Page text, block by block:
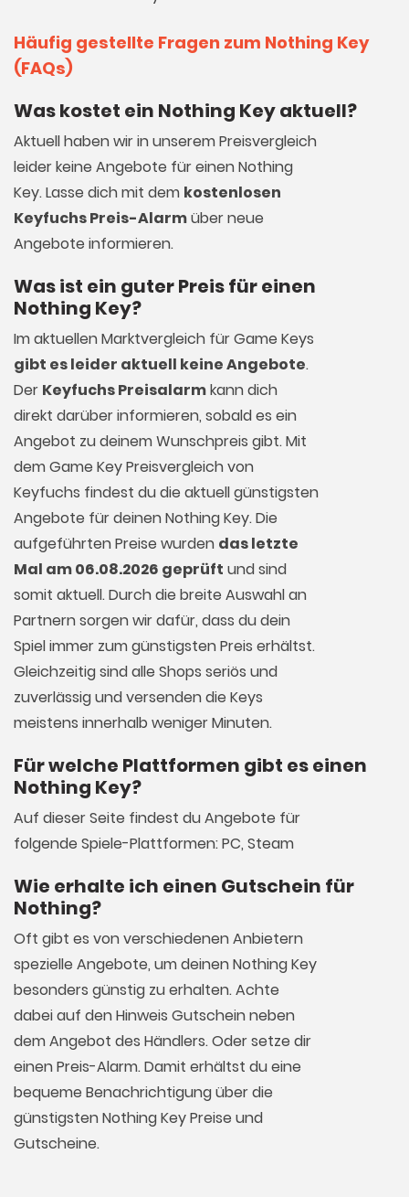
Häufig gestellte Fragen zum Nothing Key
(FAQs)
Was kostet ein Nothing Key aktuell?
Aktuell haben wir in unserem Preisvergleich
leider keine Angebote für einen Nothing
Key. Lasse dich mit dem kostenlosen
Keyfuchs Preis-Alarmüber neue
Angebote informieren.
Was ist ein guter Preis für einen
Nothing Key?
Im aktuellen Marktvergleich fürGame Keys
gibt es leider aktuell keine Angebote.
Der Keyfuchs Preisalarmkann dich
direkt darüber informieren, sobald es ein
Angebot zu deinem Wunschpreis gibt. Mit
dem Game Key Preisvergleich von
Keyfuchs findest du die aktuell günstigsten
Angebote für deinen Nothing Key. Die
aufgeführten Preise wurden das letzte
Mal am 06.08.2026 geprüft und sind
somit aktuell. Durch die breite Auswahl an
Partnern sorgen wir dafür, dass du dein
Spiel immer zum günstigsten Preis erhältst.
Gleichzeitig sind alle Shops seriös und
zuverlässig und versenden die Keys
meistens innerhalb weniger Minuten.
Für welche Plattformen gibt es einen
Nothing Key?
Auf dieser Seite findest du Angebote für
folgende Spiele-Plattformen: PC, Steam
Wie erhalte ich einen Gutschein für
Nothing?
Oft gibt es von verschiedenen Anbietern
spezielle Angebote, um deinen Nothing Key
besonders günstig zu erhalten. Achte
dabei auf den Hinweis Gutschein neben
dem Angebot des Händlers. Oder setze dir
einen Preis-Alarm. Damit erhältst du eine
bequeme Benachrichtigung über die
günstigsten Nothing Key Preise und
Gutscheine.